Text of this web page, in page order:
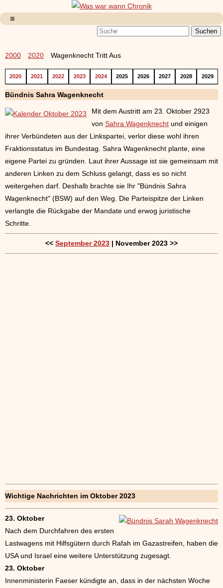
2000 2020 Wagenknecht Tritt Aus
2020 2021 2022 2023 2024 2025 2026 2027 2028 2029
Bündnis Sahra Wagenknecht
Mit dem Austritt am 23. Oktober 2923
von Sahra Wagenknecht und einigen
ihrer Verbündeten aus der Linkspartei, verlor diese wohl ihren
Fraktionsstatus im Bundestag. Sahra Wagenknecht plante, eine
eigene Partei zu gründen. Laut ihrer Aussage ist sie gemeinsam mit
anderen Linken zu dem Schluss gelangt, dass es so nicht
weitergehen darf. Deshalb brachte sie Ihr "Bündnis Sahra
Wagenknecht" (BSW) auf den Weg. Die Parteispitze der Linken
verlangte die Rückgabe der Mandate und erwog juristische
Schritte.
<< September 2023 | November 2023 >>
Wichtige Nachrichten im Oktober 2023
23. Oktober
Nach dem Durchfahren des ersten
Lastwagens mit Hilfsgütern durch Rafah im Gazastreifen, haben die
USA und Israel eine weitere Unterstützung zugesagt.
23. Oktober
Innenministerin Faeser kündigte an, dass in der nächsten Woche